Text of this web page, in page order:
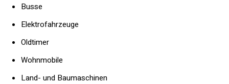
Busse
Elektrofahrzeuge
Oldtimer
Wohnmobile
Land- und Baumaschinen